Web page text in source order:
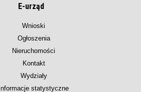
E-urząd
Wnioski
Ogłoszenia
Nieruchomości
Kontakt
Wydziały
Informacje statystyczne